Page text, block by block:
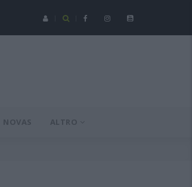
Italia: Spezia-Torres posticipata a domenica 16
NOVAS ALTRO